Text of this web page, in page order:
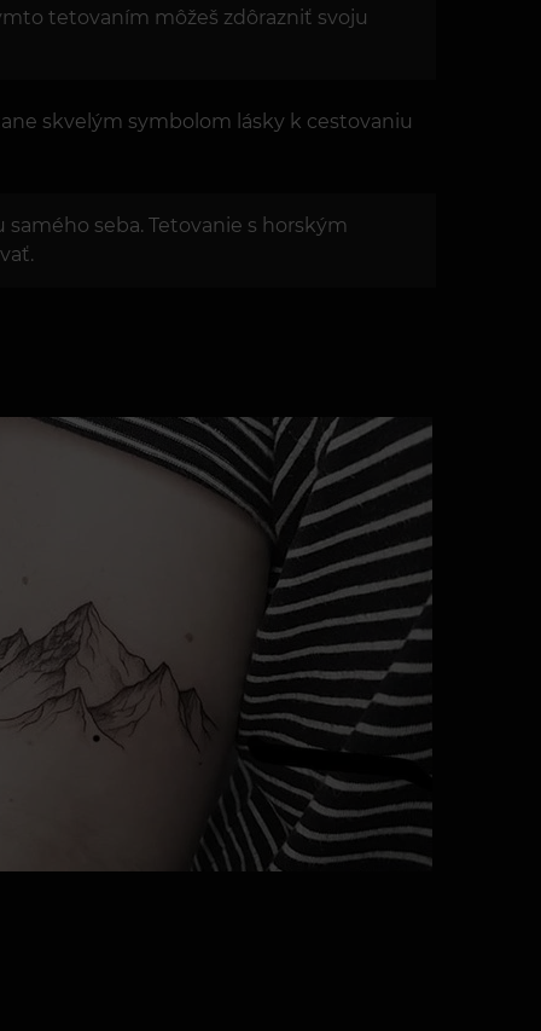
tetovaním môžeš zdôrazniť svoju
skvelým symbolom lásky k cestovaniu
seba. Tetovanie s horským